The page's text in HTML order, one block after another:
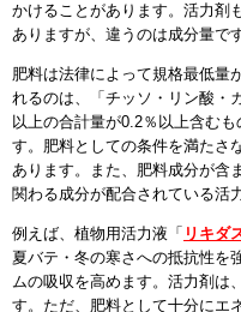
かけることがあります。活力剤
ありますが、違うのは成分量です
肥料は法律によって規格最低量
れるのは、「チッソ・リン酸・
以上の合計量が0.2％以上含む
す。肥料としての条件を満たさ
あります。また、肥料成分が含
関わる成分が配合されている活
例えば、植物用活力液「 リキダ
夏バテ・冬の寒さへの抵抗性を
ムの吸収を高めます。活力剤は
す。ただ、肥料として十分にエ